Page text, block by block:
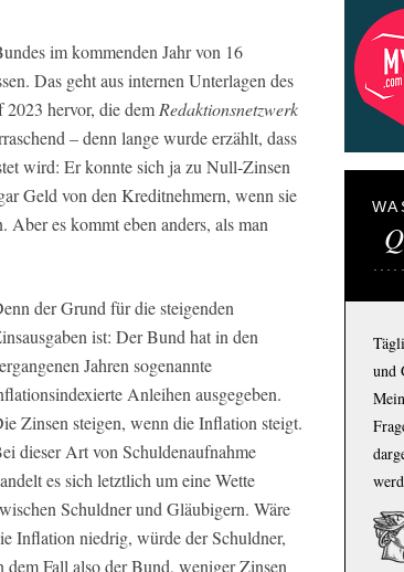
im kommenden Jahr von 16
Das geht aus internen Unterlagen des
hervor, die dem Redaktionsnetzwerk
– denn lange wurde erzählt, dass
wird: Er konnte sich ja zu Null-Zinsen
Geld von den Kreditnehmern, wenn sie
es kommt eben anders, als man
der Grund für die steigenden
ist: Der Bund hat in den
Jahren sogenannte
Anleihen ausgegeben.
Zinsen steigen, wenn die Inflation steigt.
dieser Art von Schuldenaufnahme
es sich letztlich um eine Wette
Schuldner und Gläubigern. Wäre
Inflation niedrig, würde der Schuldner,
dem Fall also der Bund, weniger Zinsen
und